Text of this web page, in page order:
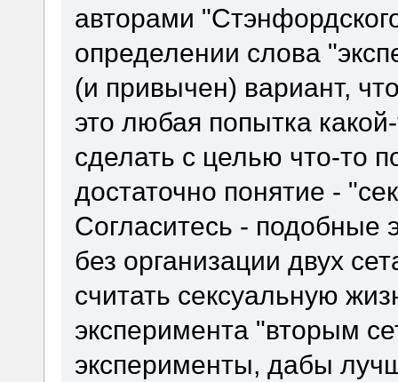
авторами
определении слова
(и привычен) вариант,
это любая попытка
сделать с целью что-то
достаточно понятие -
Согласитесь - подобные
без организации двух
считать сексуальную
эксперимента "вторым
эксперименты, дабы